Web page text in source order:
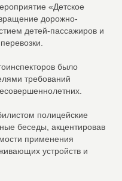
«Детское
дорожно-
детей-пассажиров и
было
требований
полицейские
беседы, акцентировав
применения
устройств и